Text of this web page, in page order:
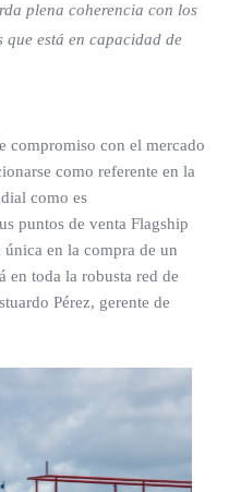
plena coherencia con los
está en capacidad de
compromiso con el mercado
como referente en la
como es
puntos de venta Flagship
en la compra de un
en toda la robusta red de
Pérez, gerente de